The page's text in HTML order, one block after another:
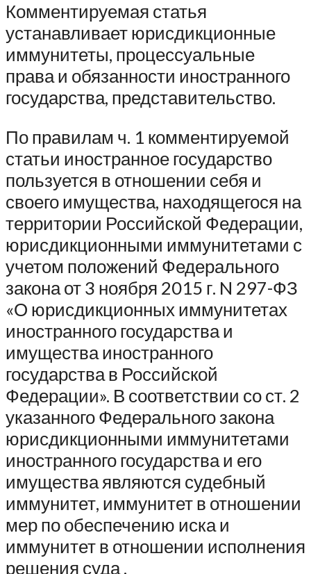
Комментируемая статья
устанавливает юрисдикционные
иммунитеты, процессуальные
права и обязанности иностранного
государства, представительство.
По правилам ч. 1 комментируемой
статьи иностранное государство
пользуется в отношении себя и
своего имущества, находящегося на
территории Российской Федерации,
юрисдикционными иммунитетами с
учетом положений Федерального
закона от 3 ноября 2015 г. N 297-ФЗ
«О юрисдикционных иммунитетах
иностранного государства и
имущества иностранного
государства в Российской
Федерации». В соответствии со ст. 2
указанного Федерального закона
юрисдикционными иммунитетами
иностранного государства и его
имущества являются судебный
иммунитет, иммунитет в отношении
мер по обеспечению иска и
иммунитет в отношении исполнения
решения суда .